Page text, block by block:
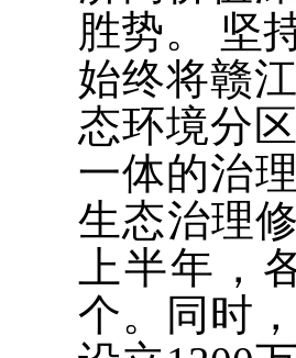
胜势。 坚
始终将赣
态环境分
一体的治
生态治理
上半年，
个。同时